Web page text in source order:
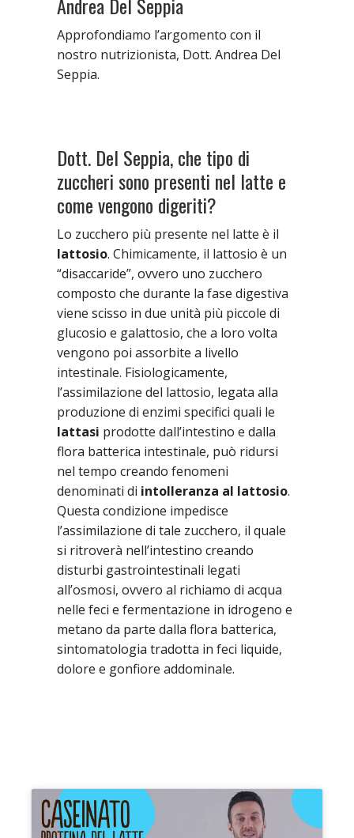
Approfondiamo l’argomento con il
nostro nutrizionista, Dott. Andrea Del
Seppia.
Dott. Del Seppia, che tipo di
zuccheri sono presenti nel latte e
come vengono digeriti?
Lo zucchero più presente nel latte è il
lattosio. Chimicamente, il lattosio è un
“disaccaride”, ovvero uno zucchero
composto che durante la fase digestiva
viene scisso in due unità più piccole di
glucosio e galattosio, che a loro volta
vengono poi assorbite a livello
intestinale. Fisiologicamente,
l’assimilazione del lattosio, legata alla
produzione di enzimi specifici quali le
lattasi prodotte dall’intestino e dalla
flora batterica intestinale, può ridursi
nel tempo creando fenomeni
denominati di intolleranza al lattosio.
Questa condizione impedisce
l’assimilazione di tale zucchero, il quale
si ritroverà nell’intestino creando
disturbi gastrointestinali legati
all’osmosi, ovvero al richiamo di acqua
nelle feci e fermentazione in idrogeno e
metano da parte dalla flora batterica,
sintomatologia tradotta in feci liquide,
dolore e gonfiore addominale.